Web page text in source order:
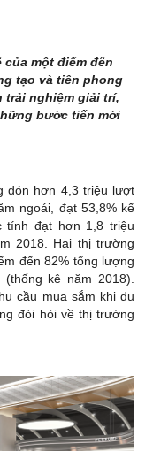
một điểm đến
tạo và tiên phong
trải nghiệm giải trí,
bước tiến mới
đón hơn 4,3 triệu lượt
ngoái, đạt 53,8% kế
tính đạt hơn 1,8 triệu
2018. Hai thị trường
đến 82% tổng lượng
kê năm 2018).
cầu mua sắm khi du
đòi hỏi về thị trường